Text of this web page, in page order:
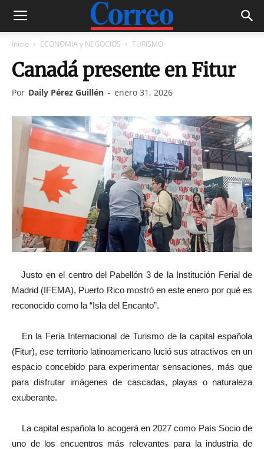
Inicio ECONOMIA y NEGOCIOS TURISMO
Canadá presente en Fitur
Por Daily Pérez Guillén - enero 31, 2026
Justo en el centro del Pabellón 3 de la Institución Ferial de
Madrid (IFEMA), Puerto Rico mostró en este enero por qué es
reconocido como la “Isla del Encanto”.
En la Feria Internacional de Turismo de la capital española
(Fitur), ese territorio latinoamericano lució sus atractivos en un
espacio concebido para experimentar sensaciones, más que
para disfrutar imágenes de cascadas, playas o naturaleza
exuberante.
La capital española lo acogerá en 2027 como País Socio de
uno de los encuentros más relevantes para la industria de